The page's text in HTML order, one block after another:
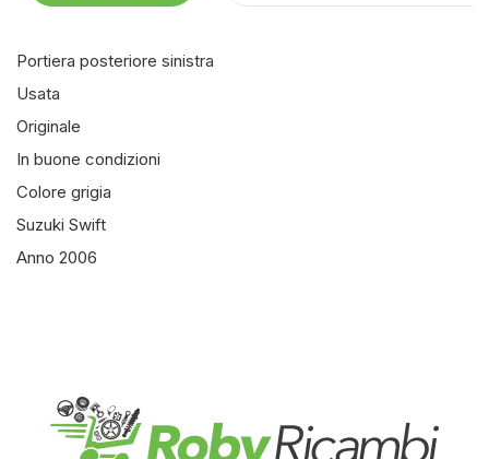
Portiera posteriore sinistra
Usata
Originale
In buone condizioni
Colore grigia
Suzuki Swift
Anno 2006